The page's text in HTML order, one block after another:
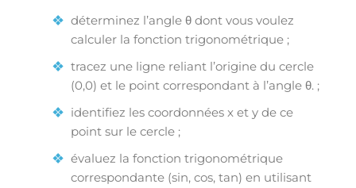
déterminez l’angle θ dont vous voulez
calculer la fonction trigonométrique ;
tracez une ligne reliant l’origine du cercle
(0,0) et le point correspondant à l’angle θ. ;
identifiez les coordonnées x et y de ce
point sur le cercle ;
évaluez la fonction trigonométrique
correspondante (sin, cos, tan) en utilisant